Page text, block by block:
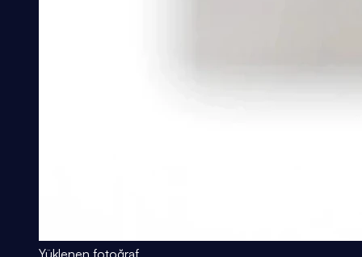
Yüklenen fotoğraf